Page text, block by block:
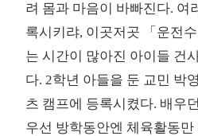
려 몸과 마음이 바빠진다. 여
록시키랴, 이곳저곳 「운전
는 시간이 많아진 아이들 건
다. 2학년 아들을 둔 교민 박
츠 캠프에 등록시켰다. 배우
우선 방학동안엔 체육활동만